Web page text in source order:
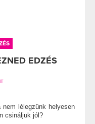
EDZÉS
lélegzünk helyesen
csináljuk jól?